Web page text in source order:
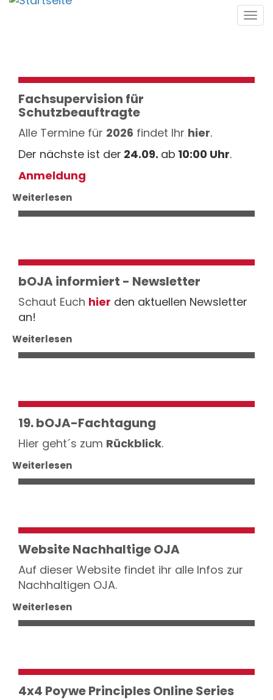
Direkt
Fachsupervision für
Schutzbeauftragte
Alle Termine für 2026 findet Ihr hier.
Der nächste ist der 24.09. ab 10:00 Uhr.
Anmeldung
Weiterlesen
bOJA informiert - Newsletter
Schaut Euch hier den aktuellen Newsletter
an!
Weiterlesen
19. bOJA-Fachtagung
Hier geht´s zum Rückblick.
Weiterlesen
Website Nachhaltige OJA
Auf dieser Website findet ihr alle Infos zur
Nachhaltigen OJA.
Weiterlesen
4x4 Poywe Principles Online Series